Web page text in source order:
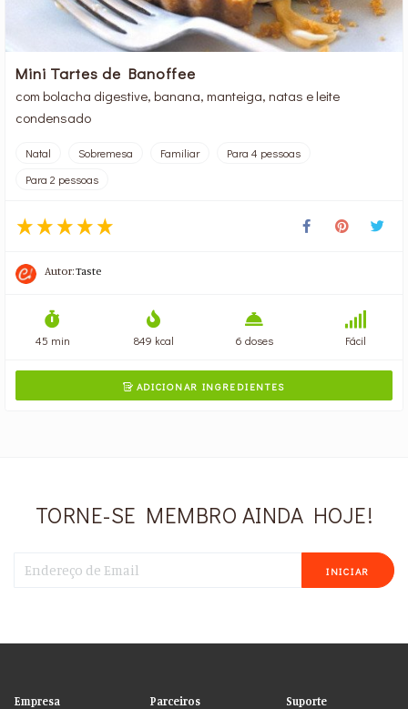
Mini Tartes de Banoffee
com bolacha digestive, banana, manteiga, natas e leite
condensado
Natal Sobremesa Familiar
Para 4 pessoas
Para 2 pessoas
Autor:Taste
45 min 849 kcal 6 doses Fácil
ADICIONAR INGREDIENTES
TORNE-SE MEMBRO AINDA HOJE!
INICIAR
Empresa Parceiros Suporte